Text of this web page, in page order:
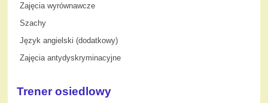
Zajęcia wyrównawcze
Szachy
Język angielski (dodatkowy)
Zajęcia antydyskryminacyjne
Trener osiedlowy